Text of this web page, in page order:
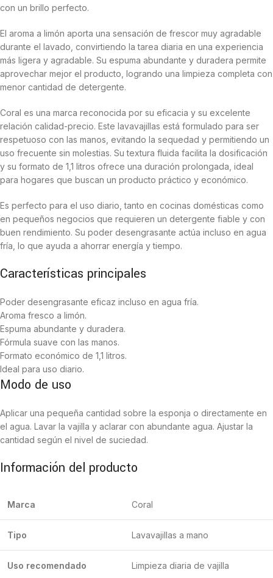
con un brillo perfecto.
El aroma a limón aporta una sensación de frescor muy agradable
durante el lavado, convirtiendo la tarea diaria en una experiencia
más ligera y agradable. Su espuma abundante y duradera permite
aprovechar mejor el producto, logrando una limpieza completa con
menor cantidad de detergente.
Coral es una marca reconocida por su eficacia y su excelente
relación calidad-precio. Este lavavajillas está formulado para ser
respetuoso con las manos, evitando la sequedad y permitiendo un
uso frecuente sin molestias. Su textura fluida facilita la dosificación
y su formato de 1,1 litros ofrece una duración prolongada, ideal
para hogares que buscan un producto práctico y económico.
Es perfecto para el uso diario, tanto en cocinas domésticas como
en pequeños negocios que requieren un detergente fiable y con
buen rendimiento. Su poder desengrasante actúa incluso en agua
fría, lo que ayuda a ahorrar energía y tiempo.
Características principales
Poder desengrasante eficaz incluso en agua fría.
Aroma fresco a limón.
Espuma abundante y duradera.
Fórmula suave con las manos.
Formato económico de 1,1 litros.
Ideal para uso diario.
Modo de uso
Aplicar una pequeña cantidad sobre la esponja o directamente en
el agua. Lavar la vajilla y aclarar con abundante agua. Ajustar la
cantidad según el nivel de suciedad.
Información del producto
Marca Coral
Tipo Lavavajillas a mano
Uso recomendado Limpieza diaria de vajilla